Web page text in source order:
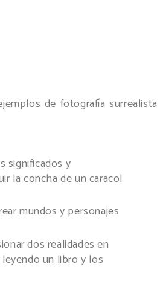
de fotografía surrealista
significados y
la concha de un caracol
mundos y personajes
dos realidades en
un libro y los